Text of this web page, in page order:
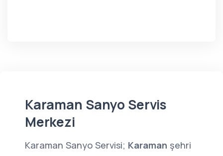
Karaman Sanyo Servis
Merkezi
Karaman Sanyo Servisi; Karaman şehri